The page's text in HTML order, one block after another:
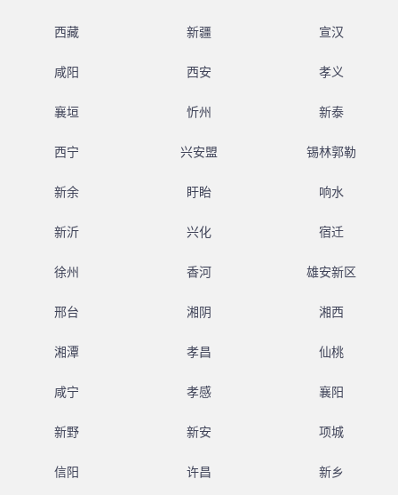
西藏 新疆 宣汉
咸阳 西安 孝义
襄垣 忻州 新泰
西宁 兴安盟 锡林郭勒
新余 盱眙 响水
新沂 兴化 宿迁
徐州 香河 雄安新区
邢台 湘阴 湘西
湘潭 孝昌 仙桃
咸宁 孝感 襄阳
新野 新安 项城
信阳 许昌 新乡